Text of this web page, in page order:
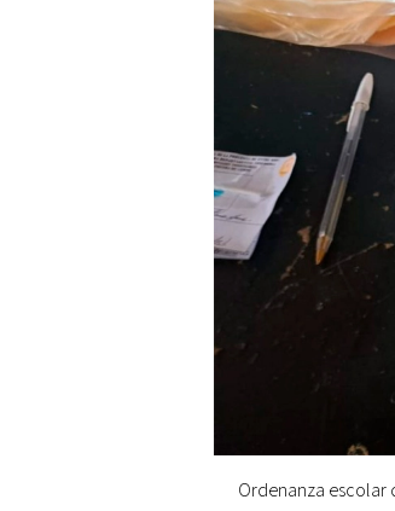
Ordenanza escolar